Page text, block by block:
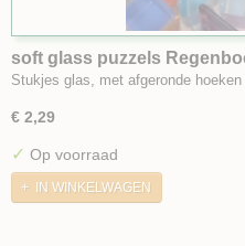
soft glass puzzels
Stukjes glas, met afgeronde
€ 2,29
✓ Op voorraad
IN WINKELWAGEN